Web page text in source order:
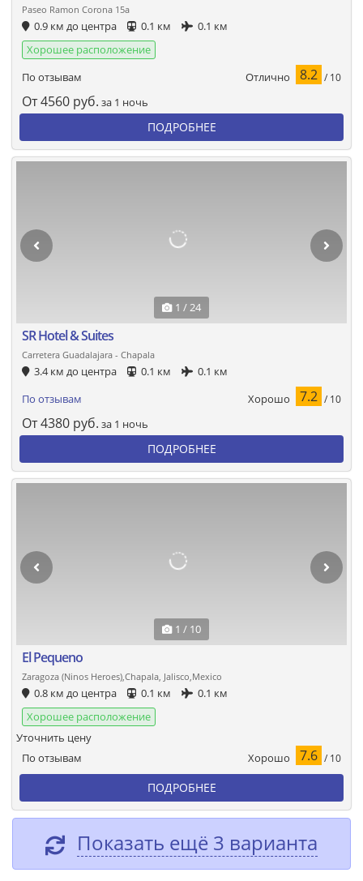
Paseo Ramon Corona 15a
0.9 км до центра 0.1 км
0.1 км
Хорошее расположение
По отзывам
Отлично 8.2 / 10
От4560 руб. за 1 ночь
ПОДРОБНЕЕ
1 / 24
SR Hotel & Suites
Carretera Guadalajara - Chapala
3.4 км до центра 0.1 км
0.1 км
По отзывам
Хорошо 7.2 / 10
От4380 руб. за 1 ночь
ПОДРОБНЕЕ
1 / 10
El Pequeno
Zaragoza (Ninos Heroes),Chapala, Jalisco,Mexico
0.8 км до центра 0.1 км
0.1 км
Хорошее расположение
По отзывам Хорошо 7.6 / 10
Уточнить цену
ПОДРОБНЕЕ
Показать ещё 3 варианта